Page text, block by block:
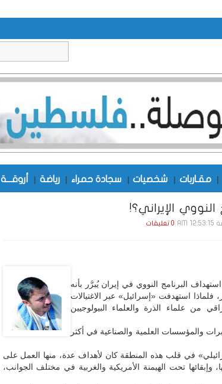
| مقـاربات | شخصيات | سجادة حمراء | رياضة | أروقـــة
الإيراني؟!
0 تعليقات
البرنامج النووي في إيران يُبرَّر بأنه
فلماذا استهدفت «إسرائيل» عبر الاغتيالات
800 عالم عراقي من علماء الذرة والعلماء البيولوجيين
والمؤسسات العلمية والصناعية في أكثر
في قلب هذه المنطقة كان لأهداف عدة، منها العمل على
وإبقائها تحت الهيمنة الأمريكية والغربية في مختلف الجوانب،